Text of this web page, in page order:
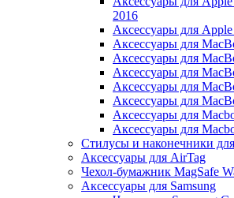
2016
Аксессуары для
Аксессуары для
Аксессуары для
Аксессуары для
Аксессуары для
Аксессуары для
Аксессуары для
Аксессуары для
Стилусы и наконечники
Аксессуары для AirTag
Чехол-бумажник MagSafe
Аксессуары для Samsung